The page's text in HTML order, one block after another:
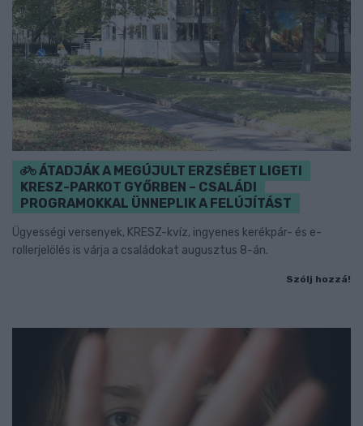
ÁTADJÁK A MEGÚJULT ERZSÉBET LIGETI
KRESZ-PARKOT GYŐRBEN – CSALÁDI
PROGRAMOKKAL ÜNNEPLIK A FELÚJÍTÁST
Ügyességi versenyek, KRESZ-kvíz, ingyenes kerékpár- és e-
rollerjelölés is várja a családokat augusztus 8-án.
Szólj hozzá!